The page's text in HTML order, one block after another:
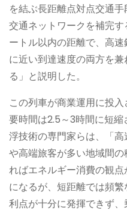
を結ぶ長距離点対点交通
交通ネットワークを補完
ートル以内の距離で、高
に近い到達速度の両方を
る」と説明した。
この列車が商業運用に投
要時間は2.5～3時間に短
浮技術の専門家らは、「
や高端旅客が多い地域間
ればエネルギー消費の観
になるが、短距離では頻
利点が十分に発揮できず